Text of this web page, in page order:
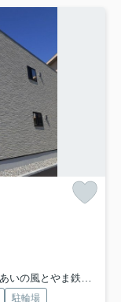
あいの風とやま鉄道「魚津」駅 徒歩19分
駐輪場